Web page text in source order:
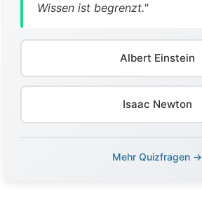
Wissen ist begrenzt."
Albert Einstein
Isaac Newton
Mehr Quizfragen →